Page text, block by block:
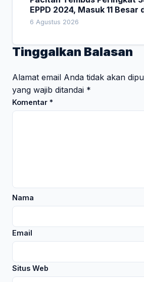
EPPD 2024, Masuk 11 Besar
6 Agustus 2026
Tinggalkan Balasan
Alamat email Anda tidak akan
yang wajib ditandai *
Komentar *
Nama
Email
Situs Web